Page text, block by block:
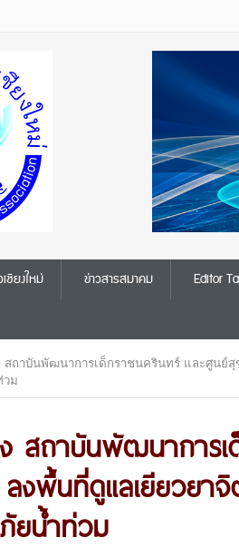
ชียงใหม่ ข่าวสารสมาคม Editor
สถาบันพัฒนาการเด็กราชนครินทร์ และศูนย์
ม
สถาบันพัฒนาการเ
พื้นที่ดูแลเยียวยาจิ
ยน้ำท่วม